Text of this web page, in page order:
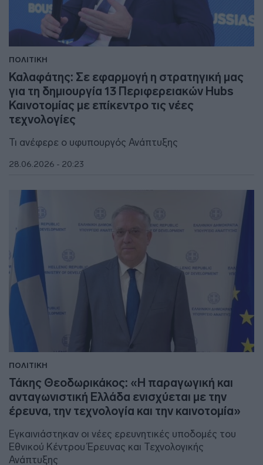
ΠΟΛΙΤΙΚΗ
Καλαφάτης: Σε εφαρμογή η στρατηγική μας
για τη δημιουργία 13 Περιφερειακών Hubs
Καινοτομίας με επίκεντρο τις νέες
τεχνολογίες
Τι ανέφερε ο υφυπουργός Ανάπτυξης
28.06.2026 - 20:23
ΠΟΛΙΤΙΚΗ
Τάκης Θεοδωρικάκος: «Η παραγωγική και
ανταγωνιστική Ελλάδα ενισχύεται με την
έρευνα, την τεχνολογία και την καινοτομία»
Εγκαινιάστηκαν οι νέες ερευνητικές υποδομές του
Εθνικού Κέντρου Έρευνας και Τεχνολογικής
Ανάπτυξης